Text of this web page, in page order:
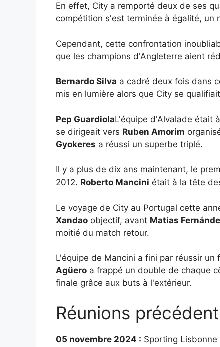
En effet, City a remporté deux de ses
compétition s'est terminée à égalité,
Cependant, cette confrontation
que les champions d'Angleterre aient
Bernardo Silva a cadré deux fois dans
mis en lumière alors que City se
Pep GuardiolaL'équipe d'Alvalade était
se dirigeait vers Ruben Amorim
Gyokeres a réussi un superbe triplé.
Il y a plus de dix ans maintenant, le
2012. Roberto Mancini était à la tête
Le voyage de City au Portugal cette
Xandao objectif, avant Matias
moitié du match retour.
L'équipe de Mancini a fini par réussir
Agüero a frappé un double de chaque
finale grâce aux buts à l'extérieur.
Réunions
05 novembre 2024 : Sporting